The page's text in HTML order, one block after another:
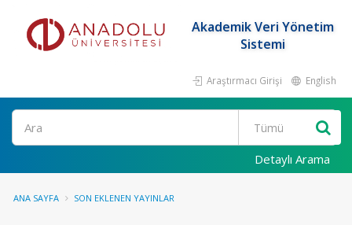
Akademik Veri Yönetim
Sistemi
Araştırmacı Girişi English
Ara
Detaylı Arama
ANA SAYFA SON EKLENEN YAYINLAR